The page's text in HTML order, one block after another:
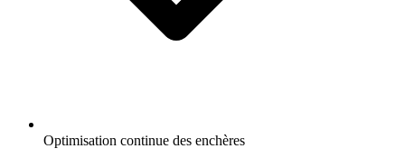
Optimisation continue des enchères